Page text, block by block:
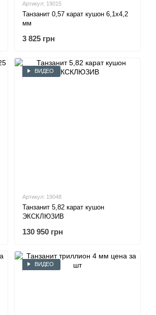
Артикул: 19015
Танзанит 0,57 карат кушон 6,1х4,2
мм
3 825 грн
ВИДЕО
Артикул: 19048
Танзанит 5,82 карат кушон
ЭКСКЛЮЗИВ
130 950 грн
ВИДЕО